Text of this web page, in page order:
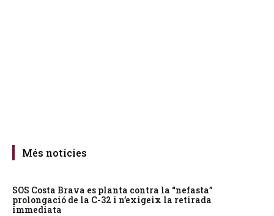
Més notícies
SOS Costa Brava es planta contra la “nefasta”
prolongació de la C-32 i n’exigeix la retirada
immediata